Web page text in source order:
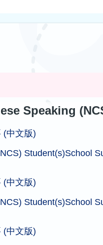
Speaking
(中文版)
Student(s)School
(中文版)
Student(s)School
(中文版)